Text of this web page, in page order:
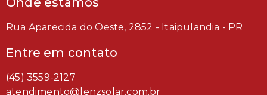
Rua Aparecida do Oeste, 2852 - Itaipulandia - PR
Entre em contato
(45) 3559-2127
atendimento@lenzsolar.com.br